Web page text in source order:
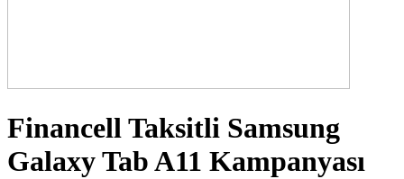
Financell Taksitli Samsung
Galaxy Tab A11 Kampanyası